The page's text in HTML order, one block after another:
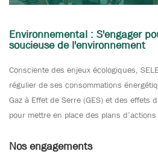
Environnemental : S'engager
soucieuse de l'environnement
Consciente des enjeux écologiques,
régulier de ses consommations
Gaz à Effet de Serre (GES) et des effets
pour mettre en place des plans d’actions
Nos engagements